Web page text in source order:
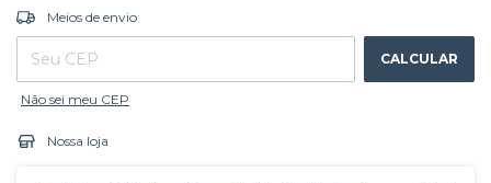
Entregas para o CEP:
Meios de envio
CALCULAR
Não sei meu CEP
Nossa loja